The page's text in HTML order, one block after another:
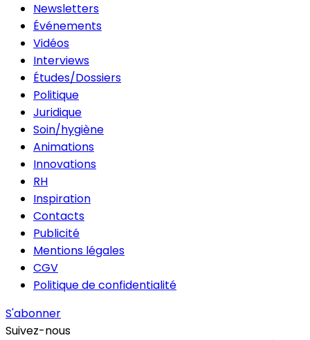
Newsletters
Événements
Vidéos
Interviews
Études/Dossiers
Politique
Juridique
Soin/hygiène
Animations
Innovations
RH
Inspiration
Contacts
Publicité
Mentions légales
CGV
Politique de confidentialité
S'abonner
Suivez-nous